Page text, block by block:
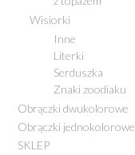
Wisiorki
Inne
Literki
Serduszka
Znaki zoodiaku
Obrączki dwukolorowe
Obrączki jednokolorowe
SKLEP